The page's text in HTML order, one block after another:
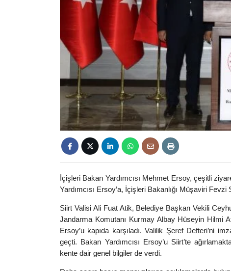
İçişleri Bakan Yardımcısı Mehmet Ersoy, çeşitli
Yardımcısı Ersoy’a, İçişleri Bakanlığı Müşaviri Fevzi
Siirt Valisi Ali Fuat Atik, Belediye Başkan Vekili
Jandarma Komutanı Kurmay Albay Hüseyin Hilmi
Ersoy’u kapıda karşıladı. Valilik Şeref Defteri’ni
geçti. Bakan Yardımcısı Ersoy’u Siirt’te
kente dair genel bilgiler de verdi.